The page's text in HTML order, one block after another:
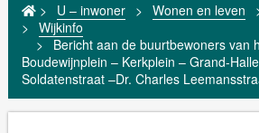
> U – inwoner > Wonen en leven
> Wijkinfo
>
Bericht aan de buurtbewoners van
Boudewijnplein – Kerkplein – Grand-
Soldatenstraat –Dr. Charles